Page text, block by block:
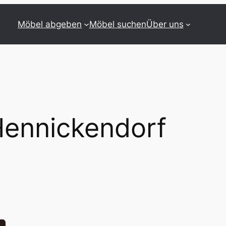
Möbel abgeben Möbel suchenÜber uns